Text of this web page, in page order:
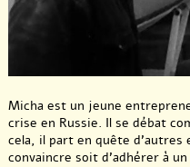
Micha est un jeune
crise en Russie. Il se débat
cela, il part en quête
convaincre soit d’adhérer à un